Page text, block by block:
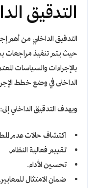
التدقيق
التدقيق الداخلي من أهم
حيث يتم تنفيذ مراجعات
بالإجراءات والسياسات
الداخلى في وضع خطط
ويهدف التدقيق الداخلي إلى:
اكتشاف حالات عدم
تقييم فعالية النظام.
تحسين الأداء.
ضمان الامتثال للمعايير.